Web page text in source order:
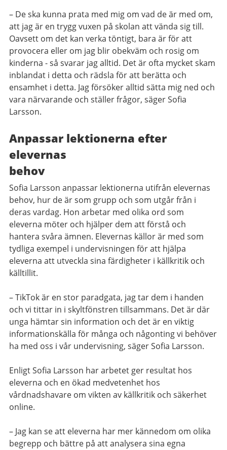
– De ska kunna prata med mig om vad de är med om,
att jag är en trygg vuxen på skolan att vända sig till.
Oavsett om det kan verka töntigt, bara är för att
provocera eller om jag blir obekväm och rosig om
kinderna - så svarar jag alltid. Det är ofta mycket skam
inblandat i detta och rädsla för att berätta och
ensamhet i detta. Jag försöker alltid sätta mig ned och
vara närvarande och ställer frågor, säger Sofia
Larsson.
Anpassar lektionerna efter
elevernas
behov
Sofia Larsson anpassar lektionerna utifrån elevernas
behov, hur de är som grupp och som utgår från i
deras vardag. Hon arbetar med olika ord som
eleverna möter och hjälper dem att förstå och
hantera svåra ämnen. Elevernas källor är med som
tydliga exempel i undervisningen för att hjälpa
eleverna att utveckla sina färdigheter i källkritik och
källtillit.
– TikTok är en stor paradgata, jag tar dem i handen
och vi tittar in i skyltfönstren tillsammans. Det är där
unga hämtar sin information och det är en viktig
informationskälla för många och någonting vi behöver
ha med oss i vår undervisning, säger Sofia Larsson.
Enligt Sofia Larsson har arbetet ger resultat hos
eleverna och en ökad medvetenhet hos
vårdnadshavare om vikten av källkritik och säkerhet
online.
– Jag kan se att eleverna har mer kännedom om olika
begrepp och bättre på att analysera sina egna